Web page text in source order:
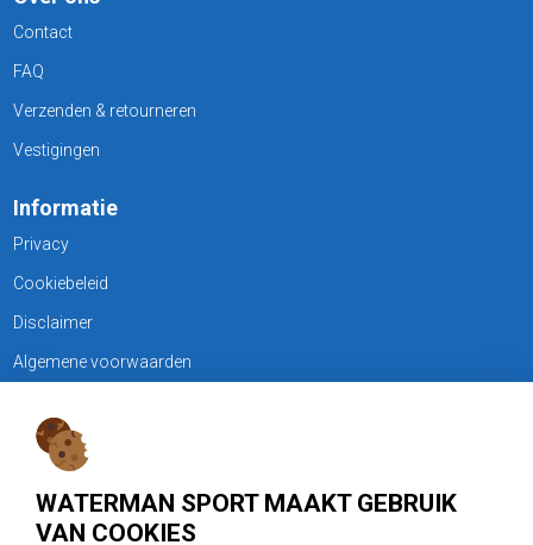
WATERMAN SPORT MAAKT GEBRUIK
VAN COOKIES
Contact
FAQ
Verzenden & retourneren
Vestigingen
Informatie
Privacy
Cookiebeleid
Disclaimer
Algemene voorwaarden
KLANTENSERVICE
020 - 6901044